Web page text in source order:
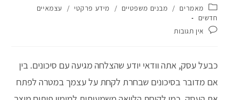
קטגוריה:מאמרים / מבנים משפטיים / מידע פרקטי /
עצמאיים
חדשים
תגובות:אין תגובות
כבעל עסק, אתה וודאי יודע שהצלחה מגיעה עם סיכונים. בין
אם מדובר בסיכונים שבחרת לקחת על עצמך במטרה לפתח